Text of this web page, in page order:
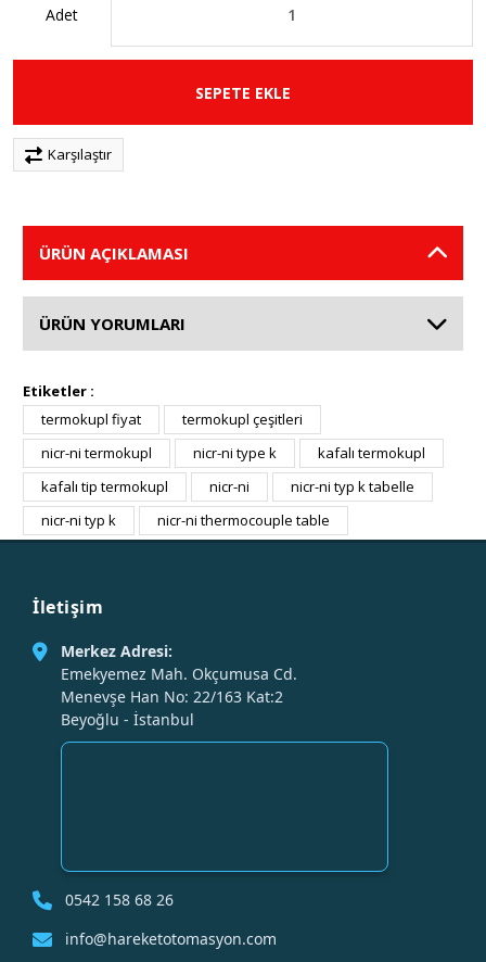
Adet
SEPETE EKLE
Karşılaştır
ÜRÜN AÇIKLAMASI
ÜRÜN YORUMLARI
Etiketler :
termokupl fiyat
termokupl çeşitleri
nicr-ni termokupl
nicr-ni type k
kafalı termokupl
kafalı tip termokupl
nicr-ni
nicr-ni typ k tabelle
nicr-ni typ k
nicr-ni thermocouple table
İletişim
Merkez Adresi:
Emekyemez Mah. Okçumusa Cd.
Menevşe Han No: 22/163 Kat:2
Beyoğlu - İstanbul
0542 158 68 26
info@hareketotomasyon.com